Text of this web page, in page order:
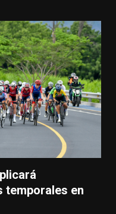
temporales en